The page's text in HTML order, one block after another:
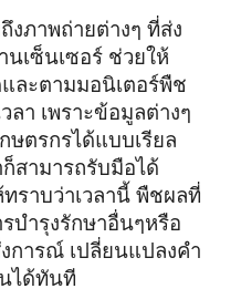
งภาพถ่ายต่างๆ ที่ส่ง
นเซ็นเซอร์ ช่วยให้
และตามมอนิเตอร์พืช
ลา เพราะข้อมูลต่างๆ
ษตรกรได้แบบเรียล
สามารถรับมือได้
ราบว่าเวลานี้ พืชผลที่
บำรุงรักษาอื่นๆหรือ
การณ์ เปลี่ยนแปลงคำ
ได้ทันที